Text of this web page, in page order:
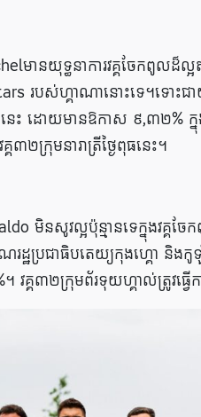
ាន​យុទ្ធនាការ​វគ្គ​ចែក​ពូល​ដ៏​ល្
របស់​ហ្គាណា​នោះ​ទេ។ទោ
ន់​នេះ ដោយ​មាន​ឱកាស ៩,៣២% ក្
៣២ក្រុមនារាត្រីថ្ងៃពុធនេះ។
មិន​សូវ​ល្អ​ប៉ុន្មាន​ទេ​ក្នុង​វគ្គ​
រដ្ឋ​ប្រជាធិបតេយ្យ​កុងហ្គោ និង​
គ្គ៣២ក្រុមព័រទុយហ្គាល់ត្រូវធ្វេី